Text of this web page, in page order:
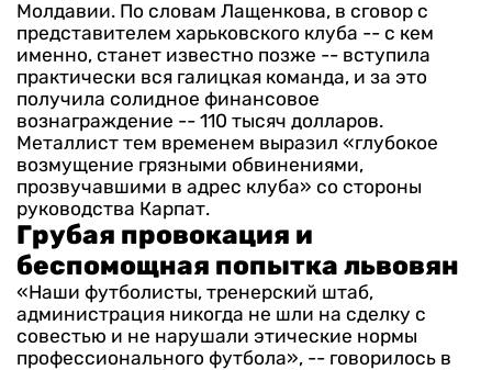
Молдавии. По словам Лащенкова, в сговор с
представителем харьковского клуба -- с кем
именно, станет известно позже -- вступила
практически вся галицкая команда, и за это
получила солидное финансовое
вознаграждение -- 110 тысяч долларов.
Металлист тем временем выразил «глубокое
возмущение грязными обвинениями,
прозвучавшими в адрес клуба» со стороны
руководства Карпат.
Грубая провокация и
беспомощная попытка львовян
«Наши футболисты, тренерский штаб,
администрация никогда не шли на сделку с
совестью и не нарушали этические нормы
профессионального футбола», -- говорилось в